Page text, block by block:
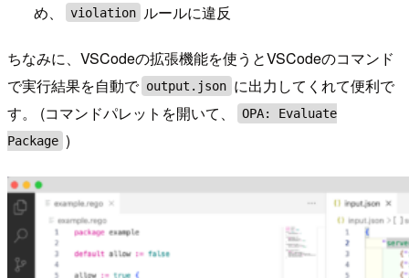
め、
violation ルールに違反
ちなみに、VSCodeの拡張機能を使うとVSCodeのコマンド
で実行結果を自動で output.json に出力してくれて便利で
す。 (コマンドパレットを開いて、
OPA: Evaluate
Package )